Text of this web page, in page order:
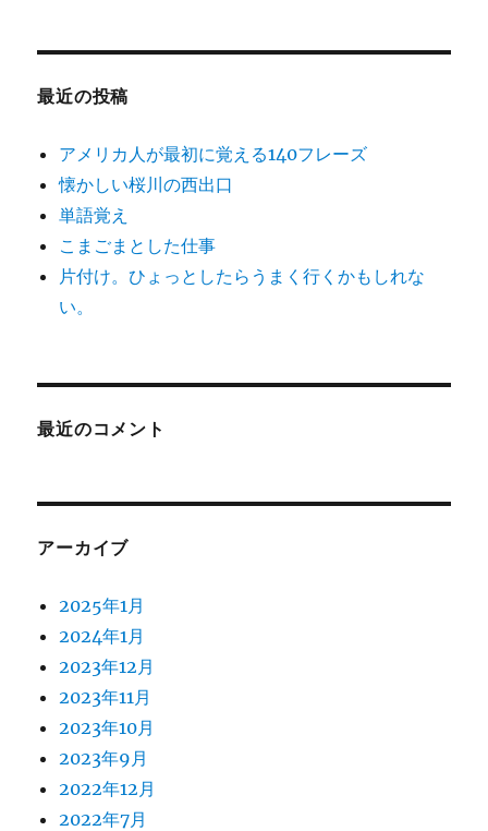
最近の投稿
アメリカ人が最初に覚える140フレーズ
懐かしい桜川の西出口
単語覚え
こまごまとした仕事
片付け。ひょっとしたらうまく行くかもしれな
い。
最近のコメント
アーカイブ
2025年1月
2024年1月
2023年12月
2023年11月
2023年10月
2023年9月
2022年12月
2022年7月